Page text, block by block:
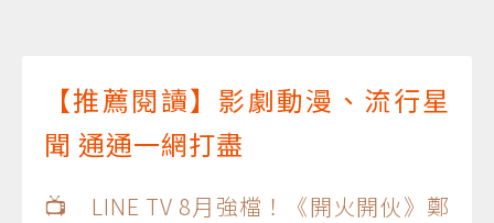
【推薦閱讀】影劇動漫、流行星
聞 通通一網打盡
📺 LINE TV 8月強檔！《開火開伙》鄭